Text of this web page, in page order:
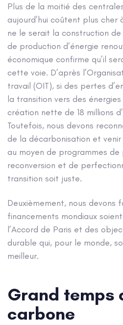
Plus de la moitié des
aujourd’hui coûtent plus
ne le serait la construction
de production d’énergie
économique confirme qu’il
cette voie. D’après
travail (OIT), si des pertes
la transition vers des
création nette de 18 millions
Toutefois, nous devons
de la décarbonisation et
au moyen de programmes
reconversion et de
transition soit juste.
Deuxièmement, nous devons
financements mondiaux
l’Accord de Paris et des
durable qui, pour le monde,
meilleur.
Grand temps
carbone